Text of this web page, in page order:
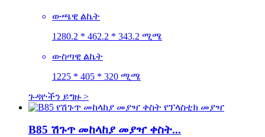
ውጫዊ ልኬት
1280.2 * 462.2 * 343.2 ሚሜ
ውስጣዊ ልኬት
1225 * 405 * 320 ሚሜ
ጉዳዮችን ይግዙ >
B85 ሽጉጥ መከላከያ መያዣ ቀስት...